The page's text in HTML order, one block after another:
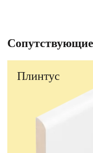
Плинтус